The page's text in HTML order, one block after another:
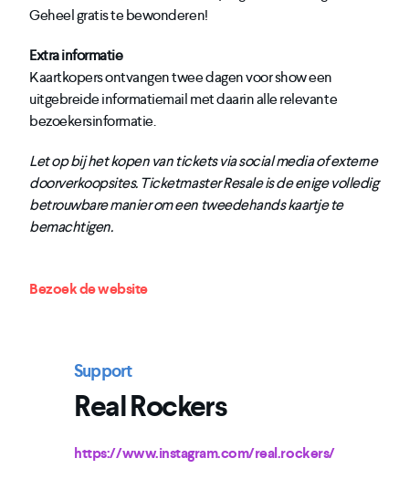
Geheel gratis te bewonderen!
Extra informatie
Kaartkopers ontvangen twee dagen voor show een
uitgebreide informatiemail met daarin alle relevante
bezoekersinformatie.
Let op bij het kopen van tickets via social media of externe
doorverkoopsites. Ticketmaster Resale is de enige volledig
betrouwbare manier om een tweedehands kaartje te
bemachtigen.
Bezoek de website
Support
Real Rockers
https://www.instagram.com/real.rockers/